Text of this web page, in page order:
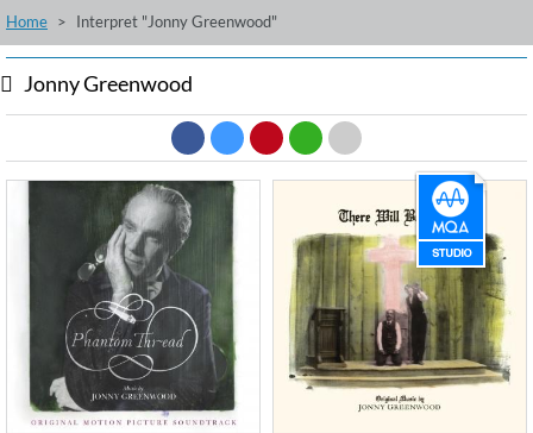
Hörtipps Top Alben Angebote Preorder
Videos
Home Interpret "Jonny Greenwood"
Jonny Greenwood